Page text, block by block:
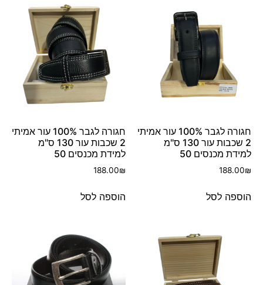
חגורה לגבר 100% עור אמיתי
2 שכבות עור 130 ס"מ
למידת מכנסים 50
188.00₪
הוספה לסל
חגורה לגבר 100% עור אמיתי
2 שכבות עור 130 ס"מ
למידת מכנסים 50
188.00₪
הוספה לסל